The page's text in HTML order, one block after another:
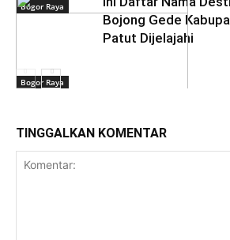
Bogor Raya
Bogor Raya
Destinasi
Bojong Gede
Patut Dijelajahi
TINGGALKAN KOMENTAR